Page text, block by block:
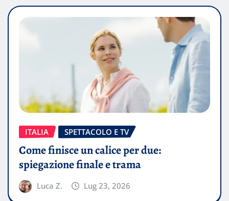
ITALIA SPETTACOLO E TV
Come finisce un calice per due:
spiegazione finale e trama
Luca Z. Lug 23, 2026